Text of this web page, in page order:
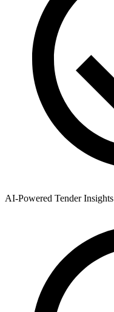
AI-Powered Tender Insights